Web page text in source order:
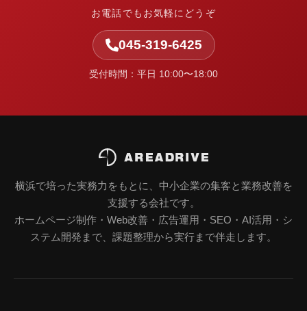
を整理し、実行まで伴走します。
お電話でもお気軽にどうぞ
045-319-6425
受付時間：平日 10:00〜18:00
横浜で培った実務力をもとに、中小企業の集客と業務改善を
支援する会社です。
ホームページ制作・Web改善・広告運用・SEO・AI活用・シ
ステム開発まで、課題整理から実行まで伴走します。